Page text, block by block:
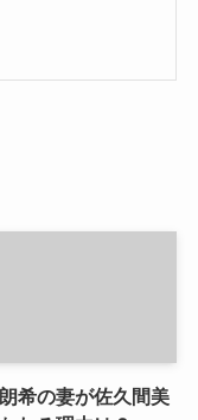
希の妻が佐久間美